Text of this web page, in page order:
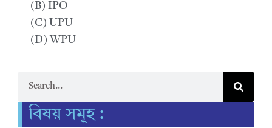
(B) IPO
(C) UPU
(D) WPU
বিষয় সমূহ :